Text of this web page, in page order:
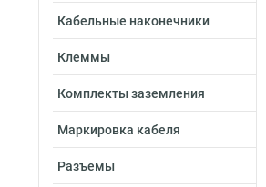
Кабельные наконечники
Клеммы
Комплекты заземления
Маркировка кабеля
Разъемы